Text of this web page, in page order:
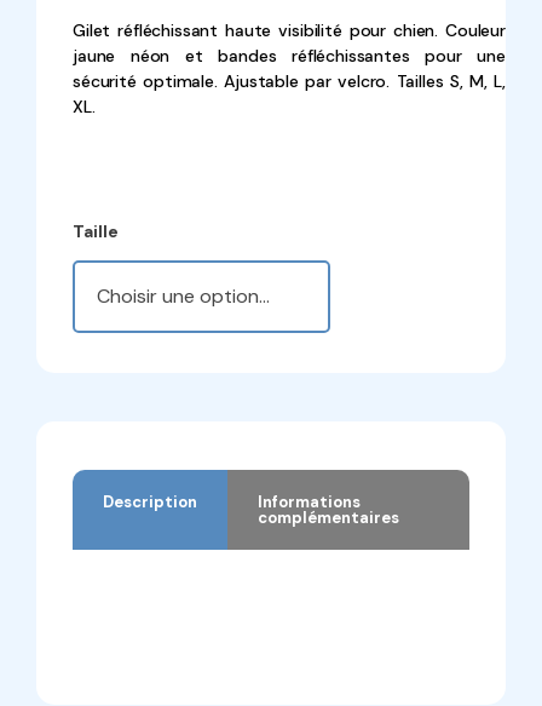
Gilet réfléchissant haute visibilité pour chien. Couleur
jaune néon et bandes réfléchissantes pour une
sécurité optimale. Ajustable par velcro. Tailles S, M, L,
XL.
Taille
Description Informations
complémentaires